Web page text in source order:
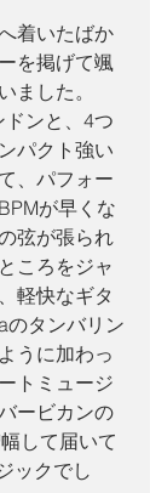
着いたばか
を掲げて颯
ました。
ンと、4つ
パクト強い
、パフォー
が早くな
弦が張られ
ころをジャ
軽快なギタ
のタンバリン
うに加わっ
トミュージ
ービカンの
して届いて
ックでし